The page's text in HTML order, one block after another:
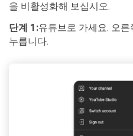
을 비활성화해 보십시오.
단계 1:유튜브로 가세요. 오
누릅니다.